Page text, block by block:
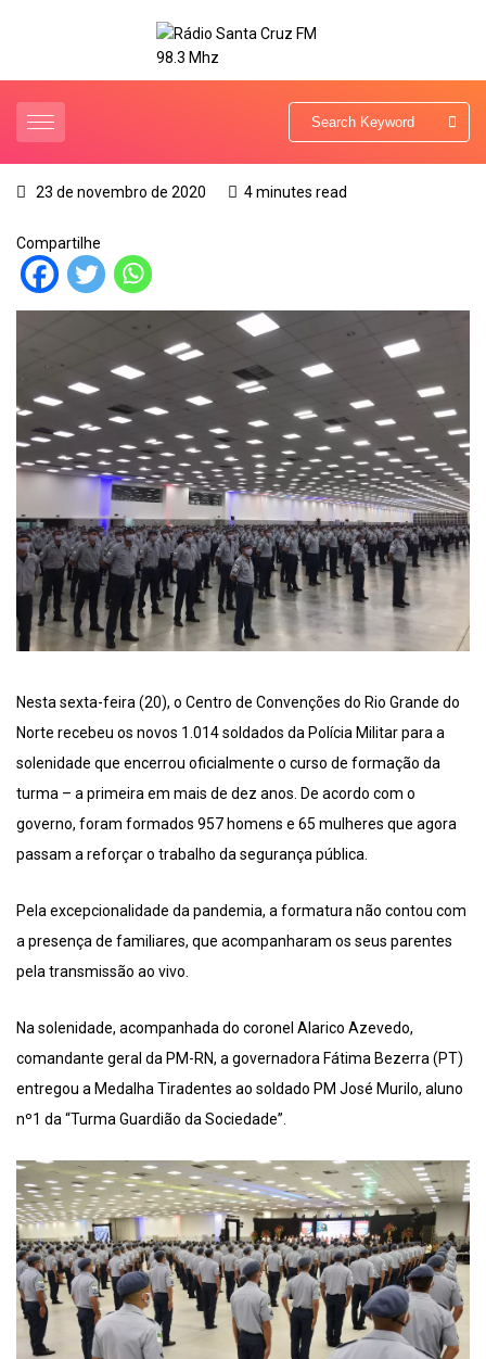
23 de novembro de 2020 4 minutes read
Compartilhe
Nesta sexta-feira (20), o Centro de Convenções do Rio Grande do
Norte recebeu os novos 1.014 soldados da Polícia Militar para a
solenidade que encerrou oficialmente o curso de formação da
turma – a primeira em mais de dez anos. De acordo com o
governo, foram formados 957 homens e 65 mulheres que agora
passam a reforçar o trabalho da segurança pública.
Pela excepcionalidade da pandemia, a formatura não contou com
a presença de familiares, que acompanharam os seus parentes
pela transmissão ao vivo.
Na solenidade, acompanhada do coronel Alarico Azevedo,
comandante geral da PM-RN, a governadora Fátima Bezerra (PT)
entregou a Medalha Tiradentes ao soldado PM José Murilo, aluno
nº1 da “Turma Guardião da Sociedade”.